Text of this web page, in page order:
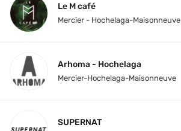
Le M café
Mercier - Hochelaga-Maisonneuve
Arhoma - Hochelaga
Mercier-Hochelaga-Maisonneuve
SUPERNAT